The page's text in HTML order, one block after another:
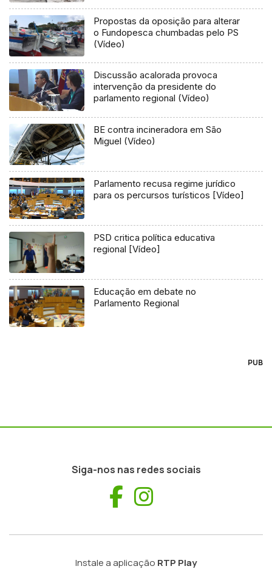
Propostas da oposição para alterar
o Fundopesca chumbadas pelo PS
(Vídeo)
Discussão acalorada provoca
intervenção da presidente do
parlamento regional (Vídeo)
BE contra incineradora em São
Miguel (Vídeo)
Parlamento recusa regime jurídico
para os percursos turísticos [Vídeo]
PSD critica política educativa
regional [Vídeo]
Educação em debate no
Parlamento Regional
PUB
Siga-nos nas redes sociais
Facebook
Instale a aplicação RTP Play